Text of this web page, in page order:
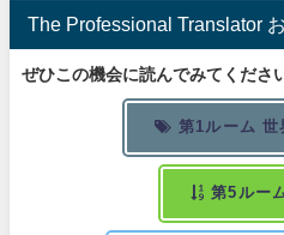
The Professional Translator
ぜひこの機会に読んでみてくださ
第1ルーム 世
第5ルー